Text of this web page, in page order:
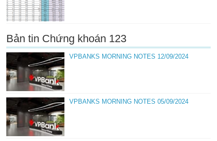
Bản tin Chứng khoán 123
VPBANKS MORNING NOTES 12/09/2024
VPBANKS MORNING NOTES 05/09/2024